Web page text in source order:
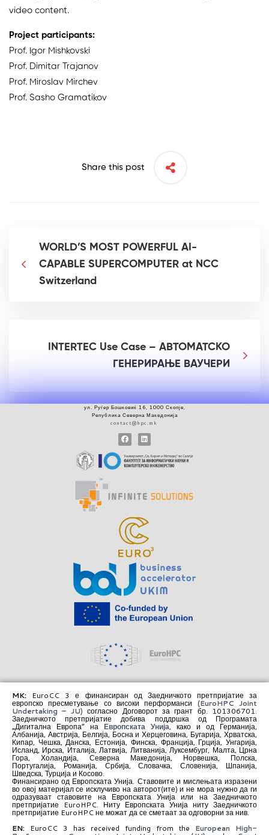
video content.
Project participants:
Prof. Igor Mishkovski
Prof. Dimitar Trajanov
Prof. Miroslav Mirchev
Prof. Sasho Gramatikov
Share this post
WORLD’S MOST POWERFUL AI-
CAPABLE SUPERCOMPUTER at NCC
Switzerland
INTERTEC Use Case – АВТОМАТСКО
ГЕНЕРИРАЊЕ ВАУЧЕРИ
ул. Руѓер Бошковиќ 16, 1000 Скопје,
Република Северна Македонија
contact@hpc.mk
MK: EuroCC 3 е финансиран од Заедничкото претпријатие за
европско пресметување со високи перформанси (EuroHPC Joint
Undertaking – JU) согласно Договорот за грант бр. 101306701.
Заедничкото претпријатие добива поддршка од Програмата
„Дигитална Европа“ на Европската Унија, како и од Германија,
Албанија, Австрија, Белгија, Босна и Херцеговина, Бугарија, Хрватска,
Кипар, Чешка, Данска, Естонија, Финска, Франција, Грција, Унгарија,
Исланд, Ирска, Италија, Латвија, Литванија, Луксембург, Малта, Црна
Гора, Холандија, Северна Македонија, Норвешка, Полска,
Португалија, Романија, Србија, Словачка, Словенија, Шпанија,
Шведска, Турција и Косово.
Финансирано од Европската Унија. Ставовите и мислењата изразени
во овој материјал се исклучиво на авторот(ите) и не мора нужно да ги
одразуваат ставовите на Европската Унија или на Заедничкото
претпријатие EuroHPC. Ниту Европската Унија ниту Заедничкото
претпријатие EuroHPC не можат да се сметаат за одговорни за нив.
EN: EuroCC 3 has received funding from the European High-